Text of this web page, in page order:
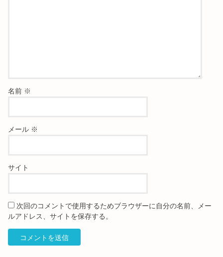
名前 ※
メール ※
サイト
次回のコメントで使用するためブラウザーに自分の名前、メー
ルアドレス、サイトを保存する。